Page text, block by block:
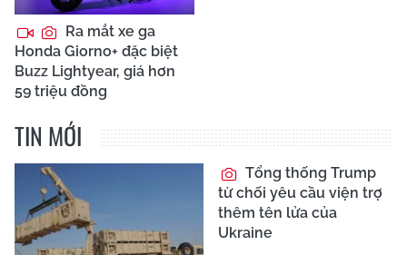
Ra mắt xe ga
Honda Giorno+ đặc biệt
Buzz Lightyear, giá hơn
59 triệu đồng
TIN MỚI
Tổng thống Trump
từ chối yêu cầu viện trợ
thêm tên lửa của
Ukraine